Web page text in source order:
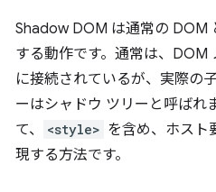
Shadow DOM は通常の DOM
する動作です。通常は、DOM
に接続されているが、実際の
ーはシャドウ ツリーと呼ばれま
て、
<style> を含め、ホスト
現する方法です。